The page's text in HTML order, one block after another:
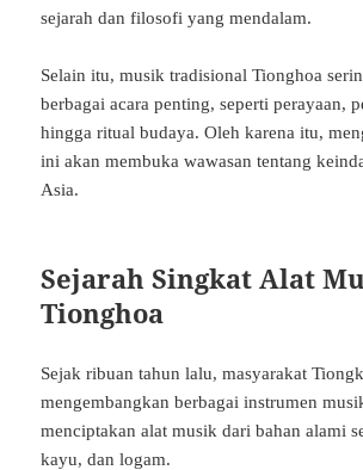
sejarah dan filosofi yang mendalam.
Selain itu, musik tradisional Tionghoa
berbagai acara penting, seperti perayaan,
hingga ritual budaya. Oleh karena itu,
ini akan membuka wawasan tentang
Asia.
Sejarah Singkat Alat
Tionghoa
Sejak ribuan tahun lalu, masyarakat
mengembangkan berbagai instrumen
menciptakan alat musik dari bahan alami
kayu, dan logam.